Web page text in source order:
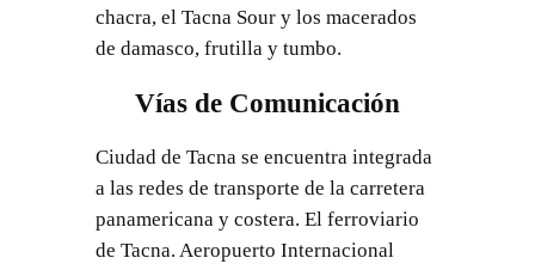
chacra, el Tacna Sour y los macerados
de damasco, frutilla y tumbo.
Vías de Comunicación
Ciudad de Tacna se encuentra integrada
a las redes de transporte de la carretera
panamericana y costera. El ferroviario
de Tacna. Aeropuerto Internacional